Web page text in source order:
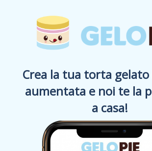
Crea la tua torta
aumentata e noi te la
a casa!